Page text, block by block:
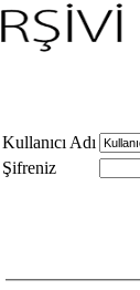
Kullanıcı Adı
Şifreniz